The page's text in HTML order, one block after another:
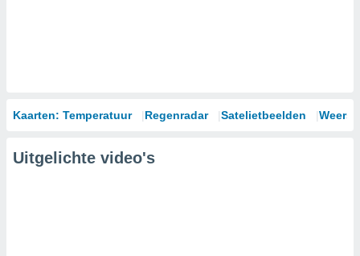
Kaarten: Temperatuur Regenradar Satelietbeelden
Uitgelichte video's